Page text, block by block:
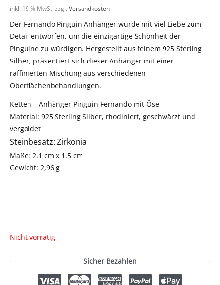
inkl. 19 % MwSt. zzgl. Versandkosten
Der Fernando Pinguin Anhänger wurde mit viel Liebe zum
Detail entworfen, um die einzigartige Schönheit der
Pinguine zu würdigen. Hergestellt aus feinem 925 Sterling
Silber, präsentiert sich dieser Anhänger mit einer
raffinierten Mischung aus verschiedenen
Oberflächenbehandlungen.
Ketten – Anhänger Pinguin Fernando mit Öse
Material: 925 Sterling Silber, rhodiniert, geschwärzt und
vergoldet
Steinbesatz: Zirkonia
Maße: 2,1 cm x 1,5 cm
Gewicht: 2,96 g
Nicht vorrätig
Sicher Bezahlen